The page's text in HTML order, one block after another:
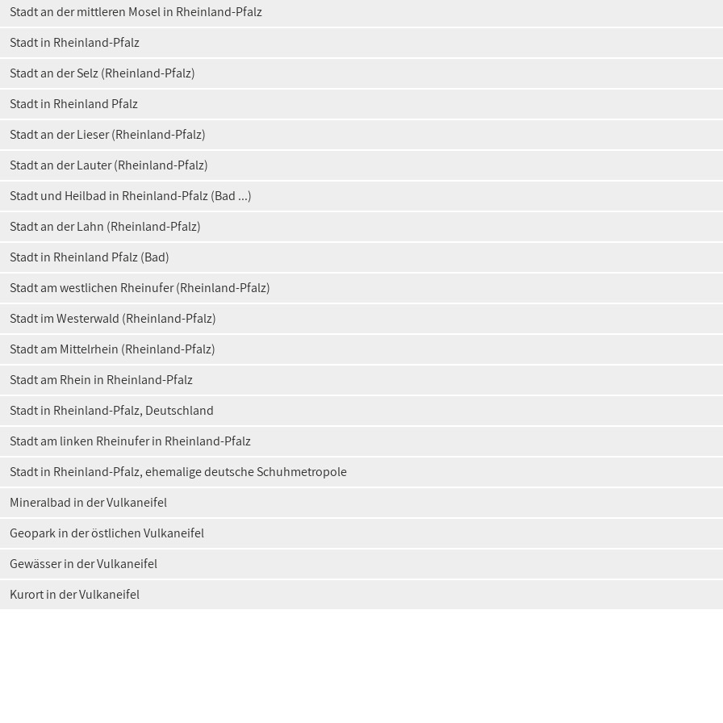
Stadt an der mittleren Mosel in Rheinland-Pfalz
Stadt in Rheinland-Pfalz
Stadt an der Selz (Rheinland-Pfalz)
Stadt in Rheinland Pfalz
Stadt an der Lieser (Rheinland-Pfalz)
Stadt an der Lauter (Rheinland-Pfalz)
Stadt und Heilbad in Rheinland-Pfalz (Bad ...)
Stadt an der Lahn (Rheinland-Pfalz)
Stadt in Rheinland Pfalz (Bad)
Stadt am westlichen Rheinufer (Rheinland-Pfalz)
Stadt im Westerwald (Rheinland-Pfalz)
Stadt am Mittelrhein (Rheinland-Pfalz)
Stadt am Rhein in Rheinland-Pfalz
Stadt in Rheinland-Pfalz, Deutschland
Stadt am linken Rheinufer in Rheinland-Pfalz
Stadt in Rheinland-Pfalz, ehemalige deutsche Schuhmetropole
Mineralbad in der Vulkaneifel
Geopark in der östlichen Vulkaneifel
Gewässer in der Vulkaneifel
Kurort in der Vulkaneifel